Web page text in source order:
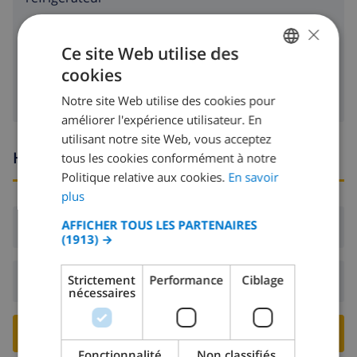
machine à laver
Heures d'arrivée et de départ
Arrivée:De 16:00 avant 19:00
Départ:Avant: 10:00
RESERVER CETTE VILLA ›
DUTCH
SPANISH
GERMAN
DANISH
×
Ce site Web utilise des
cookies
Notre site Web utilise des cookies pour
améliorer l'expérience utilisateur. En
utilisant notre site Web, vous acceptez
tous les cookies conformément à notre
Politique relative aux cookies. En savoir
plus
AFFICHER TOUS LES PARTENAIRES
(1913) →
Strictement
nécessaires
Performance Ciblage